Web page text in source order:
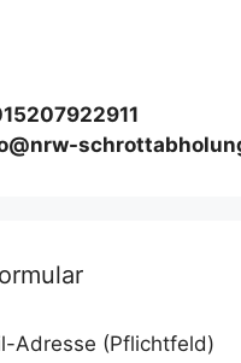
Adresse (Pflichtfeld)